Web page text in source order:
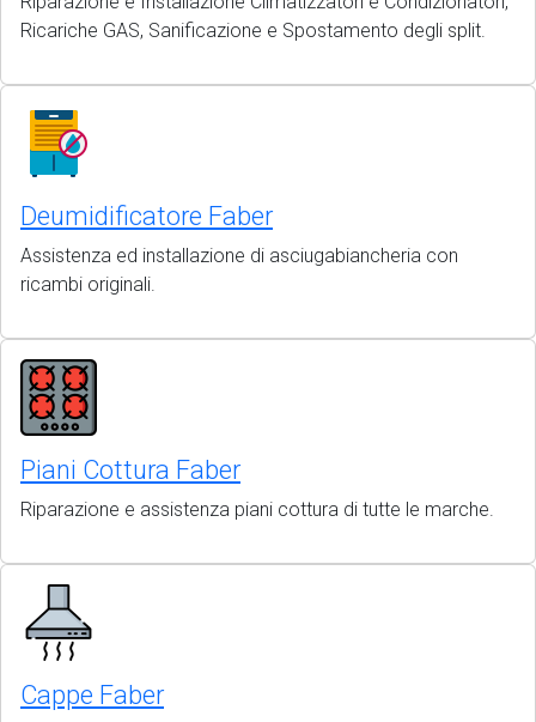
Ricariche GAS, Sanificazione e Spostamento degli split.
Deumidificatore Faber
Assistenza ed installazione di asciugabiancheria con
ricambi originali.
Piani Cottura Faber
Riparazione e assistenza piani cottura di tutte le marche.
Cappe Faber